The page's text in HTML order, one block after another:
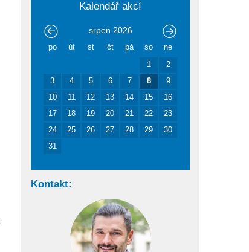
Kalendář akcí
srpen 2026
po út st čt pá so ne
1
2
3
4 5 6 7 8
9
10
11 12 13 14 15
16
17
18 19 20 21 22
23
24
25 26 27 28 29
30
31
Kontakt: